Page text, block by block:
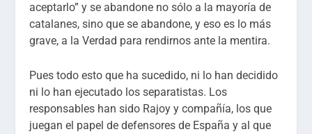
aceptarlo” y se abandone no sólo a la mayoría de
catalanes, sino que se abandone, y eso es lo más
grave, a la Verdad para rendirnos ante la mentira.
Pues todo esto que ha sucedido, ni lo han decidido
ni lo han ejecutado los separatistas. Los
responsables han sido Rajoy y compañía, los que
juegan el papel de defensores de España y al que